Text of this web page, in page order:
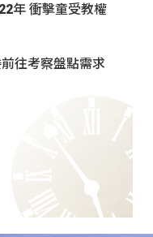
年 衝擊童受教權
往考察盤點需求